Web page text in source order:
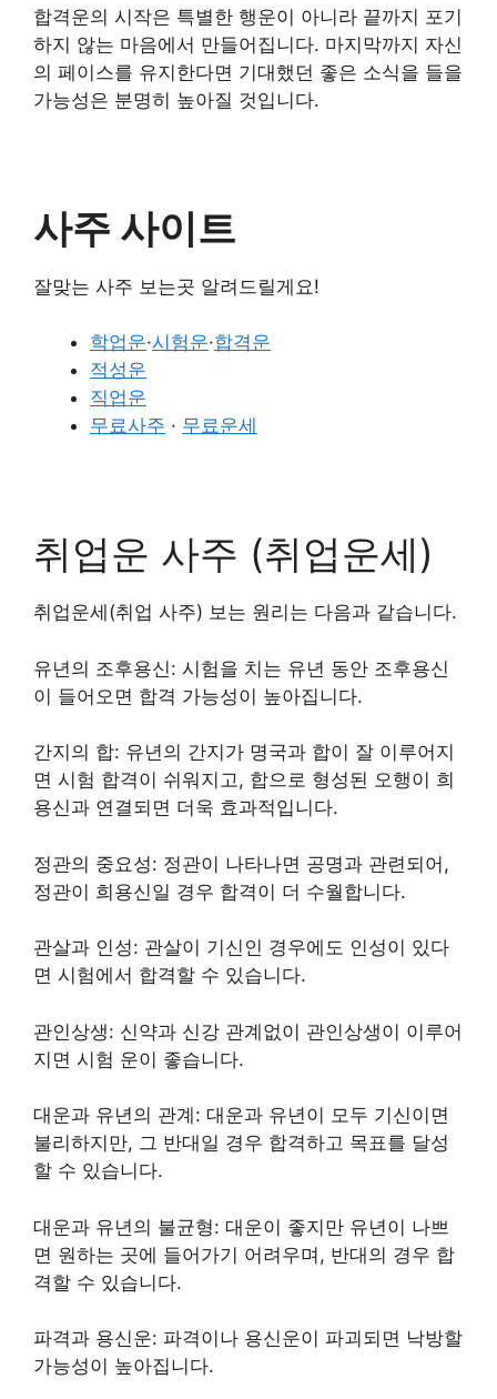
합격운의 시작은 특별한 행운이 아니라 끝까지 포기
하지 않는 마음에서 만들어집니다. 마지막까지 자신
의 페이스를 유지한다면 기대했던 좋은 소식을 들을
가능성은 분명히 높아질 것입니다.
사주 사이트
잘맞는 사주 보는곳 알려드릴게요!
학업운·시험운·합격운
적성운
직업운
무료사주 · 무료운세
취업운 사주 (취업운세)
취업운세(취업 사주) 보는 원리는 다음과 같습니다.
유년의 조후용신: 시험을 치는 유년 동안 조후용신
이 들어오면 합격 가능성이 높아집니다.
간지의 합: 유년의 간지가 명국과 합이 잘 이루어지
면 시험 합격이 쉬워지고, 합으로 형성된 오행이 희
용신과 연결되면 더욱 효과적입니다.
정관의 중요성: 정관이 나타나면 공명과 관련되어,
정관이 희용신일 경우 합격이 더 수월합니다.
관살과 인성: 관살이 기신인 경우에도 인성이 있다
면 시험에서 합격할 수 있습니다.
관인상생: 신약과 신강 관계없이 관인상생이 이루어
지면 시험 운이 좋습니다.
대운과 유년의 관계: 대운과 유년이 모두 기신이면
불리하지만, 그 반대일 경우 합격하고 목표를 달성
할 수 있습니다.
대운과 유년의 불균형: 대운이 좋지만 유년이 나쁘
면 원하는 곳에 들어가기 어려우며, 반대의 경우 합
격할 수 있습니다.
파격과 용신운: 파격이나 용신운이 파괴되면 낙방할
가능성이 높아집니다.